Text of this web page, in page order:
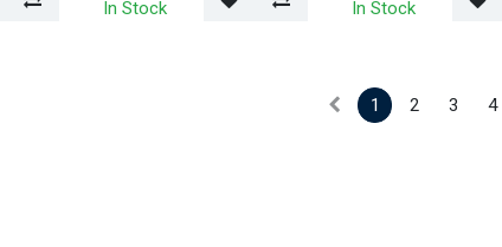
In Stock In Stock
1 2 3 4